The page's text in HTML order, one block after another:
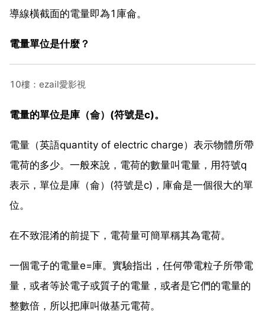
導線橫截面的電量即為1庫侖。
電量單位是什麼？
10樓：ezail愛影視
電量的單位是庫（侖）(符號是c)。
電量（英語quantity of electric charge）表示物體所帶
電荷的多少。一般來說，電荷的數量叫電量，用符號q
表示，單位是庫（侖）(符號是c)，庫侖是一個很大的單
位。
在不致混淆的前提下，電荷量可簡單稱其為電荷。
一個電子的電量e=庫。實驗指出，任何帶電粒子所帶電
量，或者等於電子或質子的電量，或者是它們的電量的
整數倍，所以把庫叫做基元電荷。